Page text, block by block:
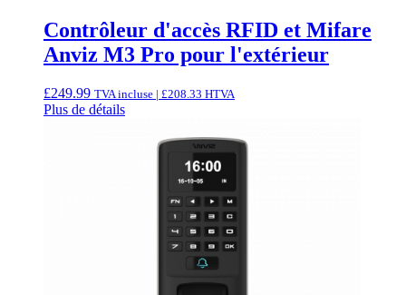
Contrôleur d'accès RFID et Mifare
Anviz M3 Pro pour l'extérieur
£249.99 TVA incluse | £208.33 HTVA
Plus de détails